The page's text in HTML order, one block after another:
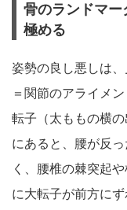
骨のランドマ
極める
姿勢の良し悪しは
＝関節のアライメ
転子（太ももの横
にあると、腰が反
く、腰椎の棘突起
に大転子が前方に